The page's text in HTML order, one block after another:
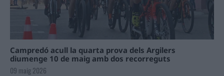
Campredó acull la quarta prova dels Argilers
diumenge 10 de maig amb dos recorreguts
09 maig 2026